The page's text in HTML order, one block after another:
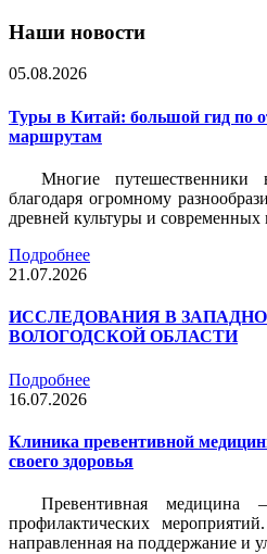
Наши новости
05.08.2026
Туры в Китай: большой гид по
маршрутам
Многие
благодаря огромному
древней культуры и современных
Подробнее
21.07.2026
ИССЛЕДОВАНИЯ В
ВОЛОГОДСКОЙ ОБЛАСТИ
Подробнее
16.07.2026
Клиника превентивной
своего здоровья
Превентивная
профилактических
направленная на поддержание и